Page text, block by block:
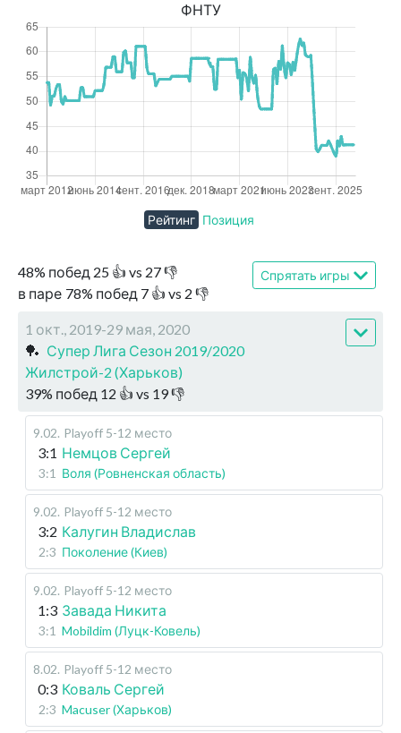
48% побед 25 👍 vs 27👎
в паре 78% побед 7 👍 vs 2 👎
Спрятать игры
1 окт., 2019-29 мая, 2020
🏓 Супер Лига Сезон 2019/2020
Жилстрой-2 (Харьков)
39% побед 12 👍 vs 19👎
9.02. Playoff 5-12 место
3:1 Немцов Сергей
3:1 Воля (Ровненская область)
9.02. Playoff 5-12 место
3:2 Калугин Владислав
2:3 Поколение (Киев)
9.02. Playoff 5-12 место
1:3 Завада Никита
3:1 Mobildim (Луцк-Ковель)
8.02. Playoff 5-12 место
0:3 Коваль Сергей
2:3 Macuser (Харьков)
ФНТУ
Рейтинг Позиция